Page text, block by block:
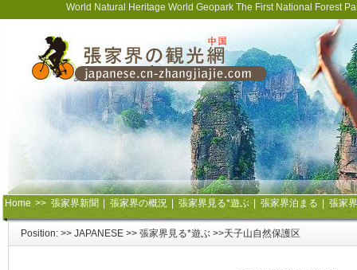
World Natural Heritage World Geopark The First National
Home >> 張家界新聞 張家界の概況 張家界見る*遊ぶ 張家界泊まる 張家
Position: >> JAPANESE >> 張家界見る*遊ぶ >>天子山自然保護区